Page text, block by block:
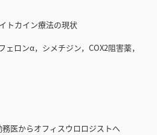
トカイン療法の現状
ロンα，シメチジン，COX2阻害薬，
医からオフィスウロロジストへ